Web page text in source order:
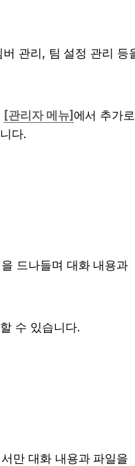
관리, 팀 설정 관리 등
[관리자 메뉴] 에서 추가로
다.
드나들며 대화 내용과
수 있습니다.
만 대화 내용과 파일을